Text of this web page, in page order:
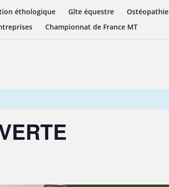
éthologique Gîte équestre Ostéopathie
Championnat de France MT